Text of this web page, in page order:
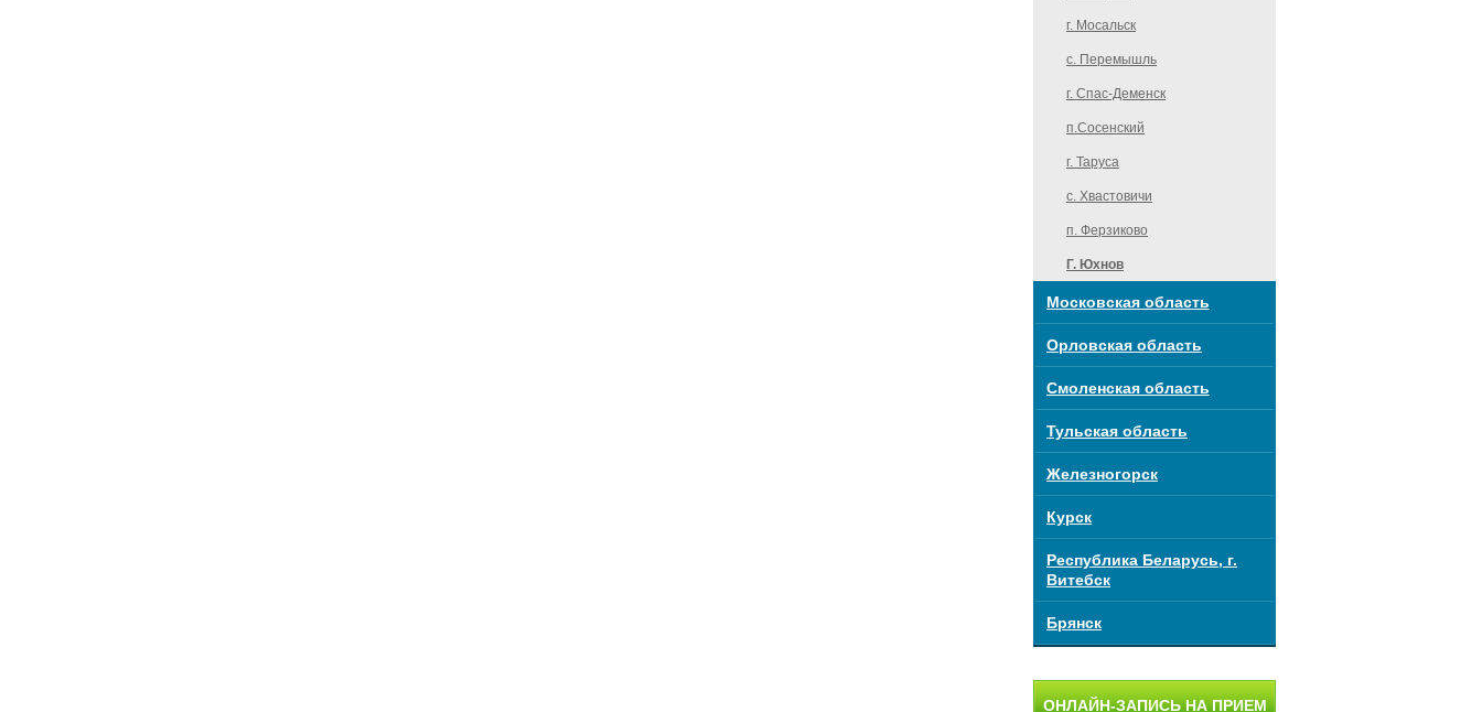
г. Мосальск
с. Перемышль
г. Спас-Деменск
п.Сосенский
г. Таруса
c. Хвастовичи
п. Ферзиково
Г. Юхнов
Московская область
Орловская область
Смоленская область
Тульская область
Железногорск
Курск
Республика Беларусь, г.
Витебск
Брянск
ОНЛАЙН-ЗАПИСЬ НА ПРИЕМ